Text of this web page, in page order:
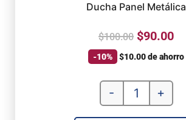
Ducha Panel Metálica
$100.00 $90.00
-10% $10.00de ahorro
- +